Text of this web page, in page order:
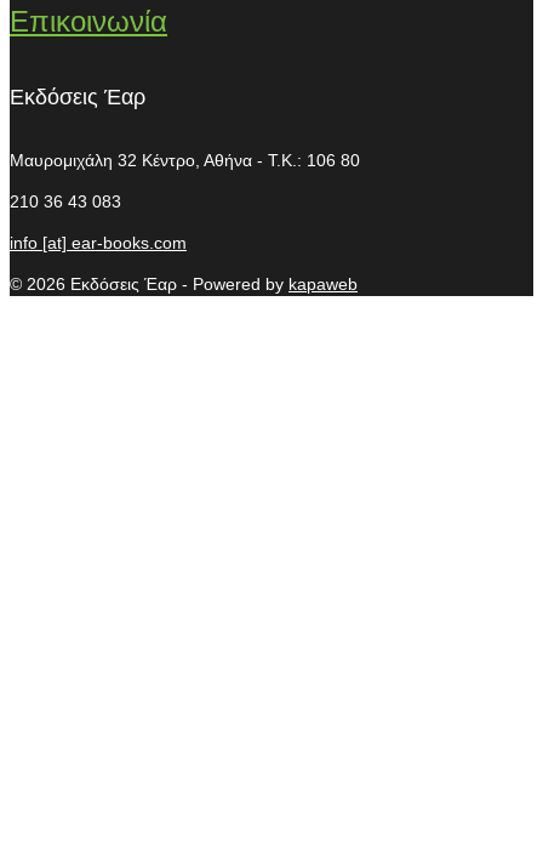
Επικοινωνία
Εκδόσεις Έαρ
Μαυρομιχάλη 32 Κέντρο, Αθήνα - T.K.: 106 80
210 36 43 083
info [at] ear-books.com
© 2026 Εκδόσεις Έαρ - Powered by kapaweb